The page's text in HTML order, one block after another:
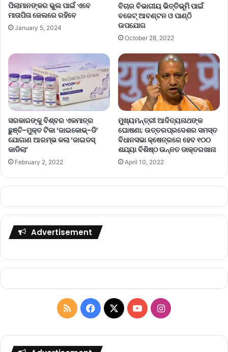
ପିଲାମାନଙ୍କର ଭୁଲ ପାଇଁ ଏବେ
ମାତାପିତା ଜେଲରେ ରହିବେ
January 5, 2024
ବିଚାର ବିଭାଗୀୟ ଭିତ୍ତିଭୂମି ପାଇଁ
ବଜେଟ୍‌ ଆବଣ୍ଟନ ଓ ପାଣ୍ଠି
ଉପଯୋଗ
October 28, 2022
ସରକାରଙ୍କୁ ବିଶ୍ବର ଏକମାତ୍ର
ଛୁଞ୍ଚି-ମୁକ୍ତ ଟିକା ‘ଜାଇକୋଭ୍‌-ଡି’
ଯୋଗାଣ ଆରମ୍ଭ କଲା ‘ଜାଇଡସ୍‌
କାଡିଲା’
February 2, 2022
ମୁଖ୍ୟମନ୍ତ୍ରୀ ଆଦିତ୍ୟନାଥଙ୍କ
ଘୋଷଣା; ଉତ୍ତରପ୍ରଦେଶର ସମସ୍ତ
ବିଧାନସଭା କ୍ଷେତ୍ରରେ ହେବ ୧୦୦
ଶଯ୍ୟା ବିଶିଷ୍ଠ ଉନ୍ନତ ଡାକ୍ତରଖାନା
April 10, 2022
Advertisement
R
S
F
c
X
Y
I